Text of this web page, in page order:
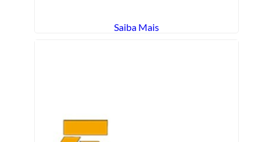
Saiba Mais